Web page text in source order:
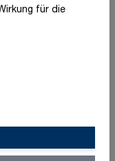
für die